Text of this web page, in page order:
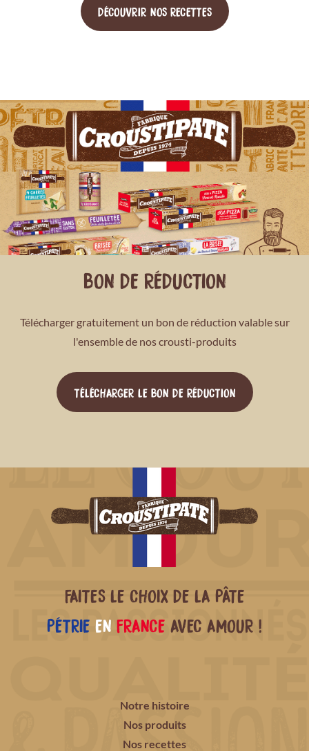
DÉCOUVRIR NOS RECETTES
BON DE RÉDUCTION
Télécharger gratuitement un bon de réduction valable sur
l'ensemble de nos crousti-produits
TÉLÉCHARGER LE BON DE RÉDUCTION
FAITES LE CHOIX DE LA PÂTE
PÉTRIE EN FRANCE AVEC AMOUR !
Notre histoire
Nos produits
Nos recettes